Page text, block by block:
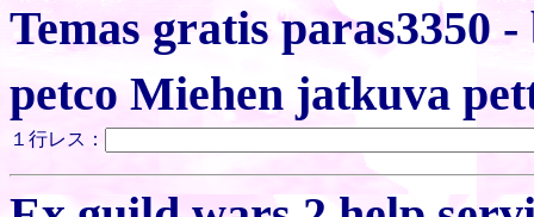
Temas gratis paras3350
petco Miehen jatkuva
１行レス：